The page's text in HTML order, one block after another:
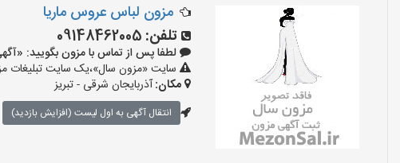
مزون لباس عروس ماریا
تلفن: 09148462005
لطفا پس از تماس با مزون بگویید: «آگهی شما
سایت «مزون سال»،یک سایت تبلیغات
مکان:آذربایجان شرقی - تبریز
انتقال آگهی به اول لیست (افزایش بازدید)